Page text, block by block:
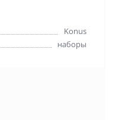
Konus
наборы